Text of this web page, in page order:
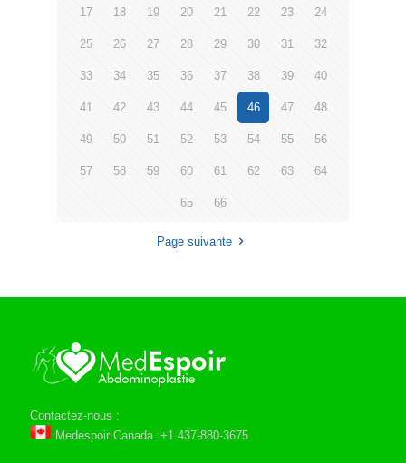
17 18 19 20 21 22 23 24
25 26 27 28 29 30 31 32
33 34 35 36 37 38 39 40
41 42 43 44 45 46 47 48
49 50 51 52 53 54 55 56
57 58 59 60 61 62 63 64
65 66
Page suivante
Contactez-nous :
Medespoir Canada :+1 437-880-3675